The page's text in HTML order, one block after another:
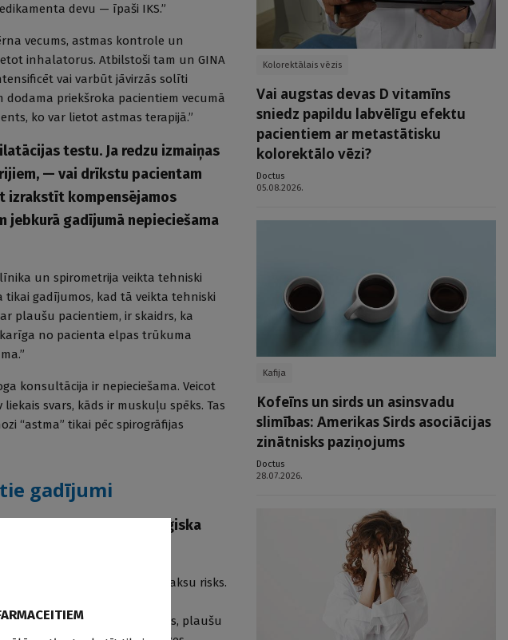
devu — īpaši IKS.”
vecums, astmas kontrole un
inhalatorus. Atbilstoši tam un GINA
vai varbūt jāvirzās solīti
priekšroka pacientiem vecumā
ko var lietot astmas terapijā.”
testu. Ja redzu izmaiņas
— vai drīkstu pacientam
izrakstīt kompensējamos
jebkurā gadījumā nepieciešama
un spirometrija veikta tehniski
gadījumos, kad tā veikta tehniski
plaušu pacientiem, ir skaidrs, ka
no pacienta elpas trūkuma
konsultācija ir nepieciešama. Veicot
svars, kāds ir muskuļu spēks. Tas
“astma” tikai pēc spirogrāfijas
gadījumi
rekomendējama ķirurģiska
kam ir augsts pneimotoraksu risks.
bet gan konsīlija —
nosaka pacienta vecums, plaušu
Kolorektālais vēzis
Vai augstas devas D vitamīns
sniedz papildu labvēlīgu efektu
pacientiem ar metastātisku
kolorektālo vēzi?
Doctus
05.08.2026.
Kafija
Kofeīns un sirds un asinsvadu
slimības: Amerikas Sirds asociācijas
zinātnisks paziņojums
Doctus
28.07.2026.